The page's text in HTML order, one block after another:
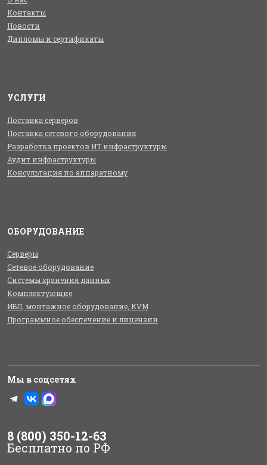
Контакты
Новости
Дипломы и сертификаты
УСЛУГИ
Поставка серверов
Поставка сетевого оборудования
Разработка проектов ИТ инфраструктуры
Аудит инфраструктуры
Консультация по аппаратному
ОБОРУДОВАНИЕ
Серверы
Сетевое оборудование
Системы хранения данных
Комплектующие
ИБП, монтажное оборудование, KVM
Программное обеспечение и лицензии
Мы в соцсетях
8 (800) 350-12-63
Бесплатно по РФ